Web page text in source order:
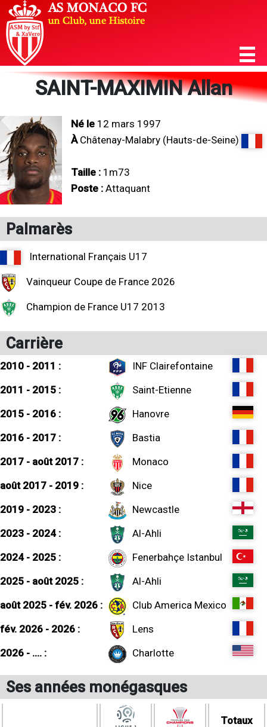
SAINT-MAXIMIN Allan
Né le 12 mars 1997
ÀChâtenay-Malabry (Hauts-de-Seine)
Taille : 1m73
Poste : Attaquant
Palmarès
International Français U17
Vainqueur Coupe de France 2026
Champion de France U17 2013
Carrière
2010 - 2011 :
INF Clairefontaine
2011 - 2015 :
Saint-Etienne
2015 - 2016 :
Hanovre
2016 - 2017 :
Bastia
2017 - août 2017 :
Monaco
août 2017 - 2019 :
Nice
2019 - 2023 :
Newcastle
2023 - 2024 :
Al-Ahli
2024 - 2025 :
Fenerbahçe Istanbul
2025 - août 2025 :
Al-Ahli
août 2025 - fév. 2026 :
Club America Mexico
fév. 2026 - 2026 :
Lens
2026 - .... :
Charlotte
Ses années monégasques
Totaux